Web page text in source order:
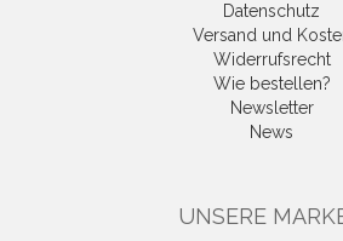
Datenschutz
Versand und
Widerrufsrecht
Wie bestellen?
Newsletter
News
UNSERE